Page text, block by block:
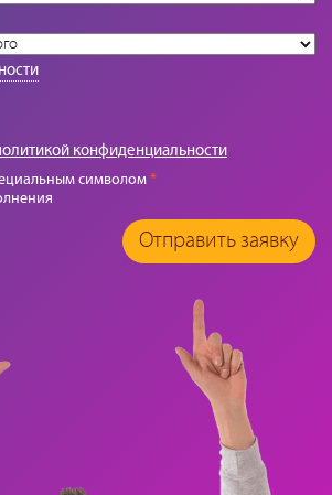
конфиденциальности
символом*
Отправить заявку